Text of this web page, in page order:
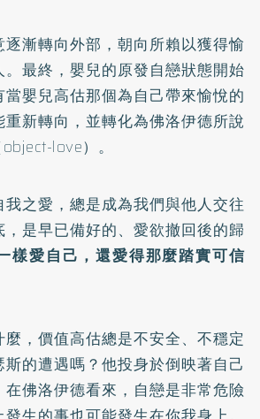
漸轉向外部，朝向所賴以獲得愉
最終，嬰兒的原發自戀狀態開始
嬰兒高估那個為自己帶來愉悅的
新轉向，並轉化為佛洛伊德所說
love）。
之愛，總是成為我們與他人交往
是早已備好的、愛欲撤回後的歸
樣愛自己，還愛得那麼踏實可信
，價值高估總是不安全、不穩定
的遭遇嗎？他投身於倒映著自己
佛洛伊德看來，自戀是非常危險